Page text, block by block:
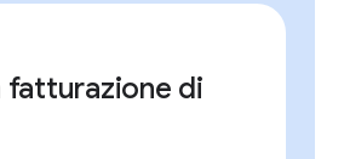
fatturazione di